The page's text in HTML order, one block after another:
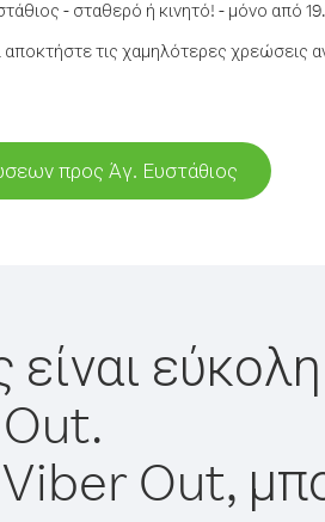
- σταθερό ή κινητό! - μόνο από
τις χαμηλότερες χρεώσεις
προς Άγ. Ευστάθιος
είναι
Out.
Out,